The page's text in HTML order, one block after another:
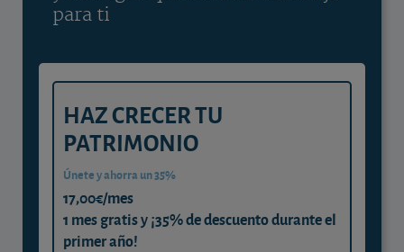
para ti
HAZ CRECER TU
PATRIMONIO
Únete y ahorra un 35%
17,00€/mes
1 mes gratis y ¡35% de descuento durante el
primer año!